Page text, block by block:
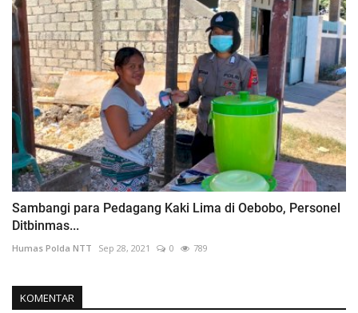
Sambangi para Pedagang Kaki Lima di Oebobo, Personel
Ditbinmas...
Humas Polda NTT Sep 28, 2021 0 789
KOMENTAR